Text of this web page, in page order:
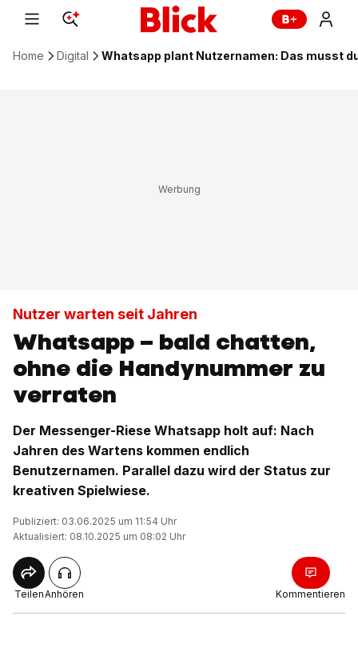
Home Digital Whatsapp plant Nutzernamen: Das musst
Nutzer warten seit Jahren
Whatsapp – bald chatten,
ohne die Handynummer zu
verraten
Der Messenger-Riese Whatsapp holt auf: Nach
Jahren des Wartens kommen endlich
Benutzernamen. Parallel dazu wird der Status zur
kreativen Spielwiese.
Publiziert: 03.06.2025 um 11:54 Uhr
Aktualisiert: 08.10.2025 um 08:02 Uhr
TeilenAnhören Kommentieren